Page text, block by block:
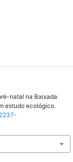
natal na Baixada
estudo ecológico.